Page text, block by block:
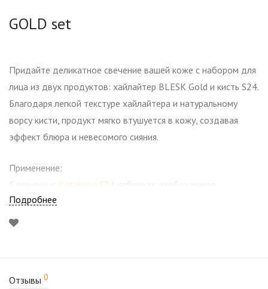
GOLD set
Придайте деликатное свечение вашей коже с набором для
лица из двух продуктов: хайлайтер BLESK Gold и кисть S24.
Благодаря легкой текстуре хайлайтера и натуральному
ворсу кисти, продукт мягко втушуется в кожу, создавая
эффект блюра и невесомого сияния.
Применение:
С помощью Katakana S24 наберите необходимое
количество
движениями на выступающие участки лица: скулы, спинку
регулировать интенсивность нанесения хайлайтера.
Подробнее
Отзывы 0